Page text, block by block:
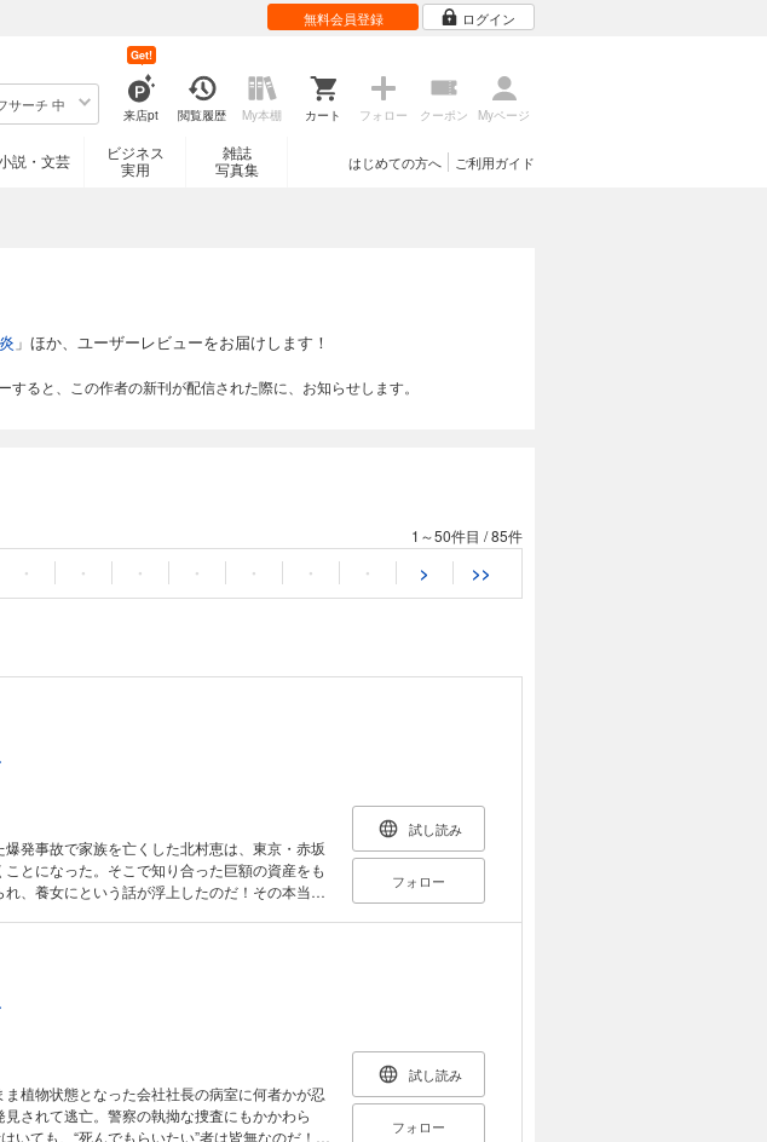
無料会員登録 ログイン
サーチ 中
来店pt
Get!
閲覧履歴 My本棚 カート フォロー クーポン Myページ
説・文芸
ビジネス
実用
雑誌
写真集
ご利用ガイド
はじめての方へ
」ほか、ユーザーレビューをお届けします！
すると、この作者の新刊が配信された際に、お知らせします。
1～50件目 /85件
・ ・ ・ ・ ・ ・ ・ > >>
発事故で家族を亡くした北村恵は、東京・赤坂
とになった。そこで知り合った巨額の資産をも
、養女にという話が浮上したのだ！その本当の
試し読み
フォロー
植物状態となった会社社長の病室に何者かが忍
されて逃亡。警察の執拗な捜査にもかかわら
いても、“死んでもらいたい”者は皆無なのだ！意
試し読み
フォロー